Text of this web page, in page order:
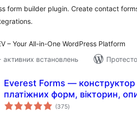
form builder plugin. Create contact
– Your All-in-One WordPress Platform
встановлень
Everest Forms —
платіжних форм, вікторин,
індивідуальних форм із
(375загальний
рейтинг
)